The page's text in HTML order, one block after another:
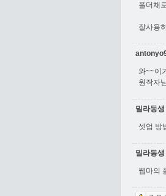
폴더채
잘사용
와~~이
원작자
밀라동생
셋업 방
밀라동생
웹마의